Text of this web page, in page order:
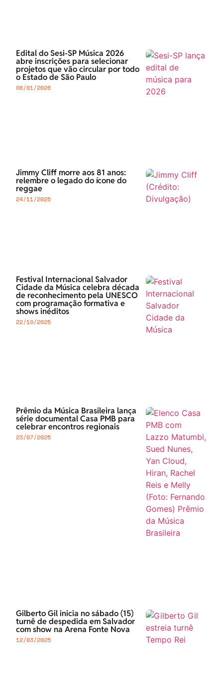
Edital do Sesi-SP Música 2026
abre inscrições para selecionar
projetos que vão circular por todo
o Estado de São Paulo
08/01/2026
Jimmy Cliff morre aos 81 anos:
relembre o legado do ícone do
reggae
24/11/2025
Festival Internacional Salvador
Cidade da Música celebra década
de reconhecimento pela UNESCO
com programação formativa e
shows inéditos
22/10/2025
Prêmio da Música Brasileira lança
série documental Casa PMB para
celebrar encontros regionais
23/07/2025
Gilberto Gil inicia no sábado (15)
turnê de despedida em Salvador
com show na Arena Fonte Nova
12/03/2025